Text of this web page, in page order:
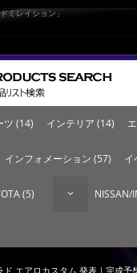
ミレイション」
ツ (14) インテリア (14)
インフォメーション (57) イ
(5) NISSAN/
エアロカスタム 発表｜完成予